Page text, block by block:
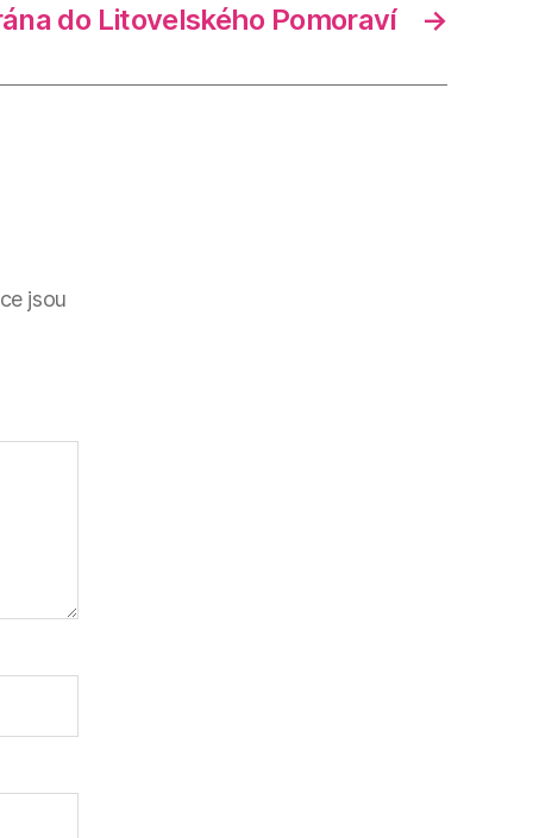
→
do Litovelského Pomoraví
jsou